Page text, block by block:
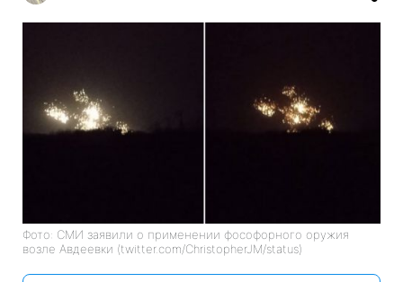
Фото: СМИ заявили о применении фософорного оружия
возле Авдеевки (twitter.com/ChristopherJM/status)